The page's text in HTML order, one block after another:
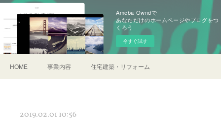
Ameba Owndで
あなただけのホームページやブログをつ
くろう
今すぐ試す
HOME 事業内容 住宅建築・リフォーム
2019.02.01 10:56